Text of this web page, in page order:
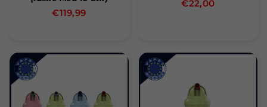
Normal
€119,99
€22,00